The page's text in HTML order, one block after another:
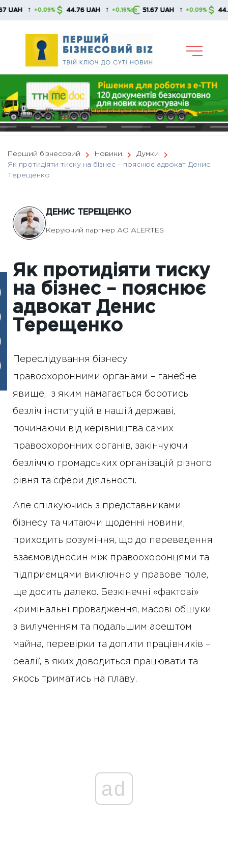
Skip
+0.09% 44.76 UAH ↑ +0.16% 51.67 UAH ↑ +0.09% 44.76 UAH ↑
Перший бізнесовий Новини
Думки
Як протидіяти тиску на бізнес – пояснює адвокат Денис
Терещенко
ДЕНИС ТЕРЕЩЕНКО
Керуючий партнер АО ALERTES
Як протидіяти тиску
на бізнес – пояснює
адвокат Денис
Терещенко
Переслідування бізнесу
правоохоронними органами – ганебне
явище, з яким намагається боротись
безліч інституцій в нашій державі,
починаючи від керівництва самих
правоохоронних органів, закінчуючи
безліччю громадських організацій різного
рівня та сфери діяльності.
Але спілкуючись з представниками
бізнесу та читаючи щоденні новини,
приходить розуміння, що до переведення
взаємовідносин між правоохоронцями та
підприємцями виключно у правове поле,
ще досить далеко. Безкінечні «фактові»
кримінальні провадження, масові обшуки
з вилученням та подальшим арештом
майна, перевірки та допити працівників –
реалії, в яких доводиться працювати та
якось триматись на плаву.
ad